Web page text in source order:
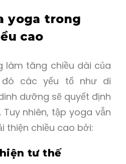
yoga trong
cao
làm tăng chiều dài của
các yếu tố như di
dưỡng sẽ quyết định
nhiên, tập yoga vẫn
thiện chiều cao bởi:
tư thế